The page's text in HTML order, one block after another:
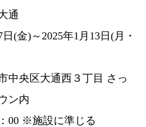
通
日(金)～2025年1月13日(月・
中央区大通西３丁目 さっ
ン内
00 ※施設に準じる